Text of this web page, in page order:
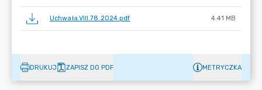
Uchwała.VIII.78.2024.pdf 4.41 MB
DRUKUJ ZAPISZ DO PDF METRYCZKA